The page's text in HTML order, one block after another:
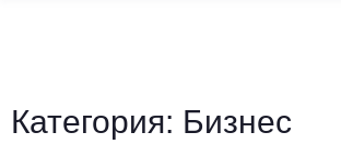
Категория: Бизнес